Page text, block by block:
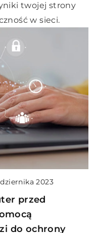
twojej strony
w sieci.
2023
przed
do ochrony